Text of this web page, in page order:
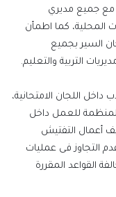
مع جميع مديري
المحلية، كما اطمأن
السير بجميع
التربية والتعليم.
داخل اللجان الامتحانية،
المنظمة للعمل داخل
أعمال التفتيش
التجاوز فى عمليات
القواعد المقررة